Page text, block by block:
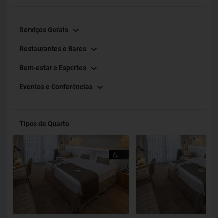
Serviços Gerais
Restaurantes e Bares
Bem-estar e Esportes
Eventos e Conferências
Tipos de Quarto